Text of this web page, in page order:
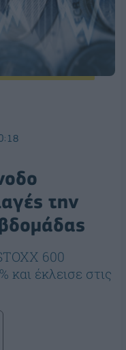
την
600
και έκλεισε στις